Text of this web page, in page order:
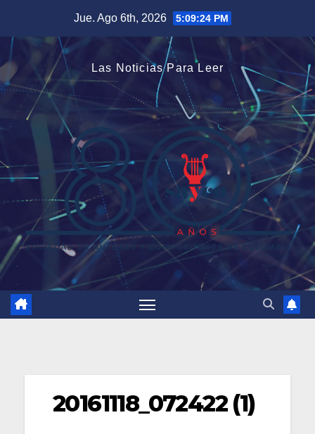
contenido
Jue. Ago 6th, 2026 5:09:24 PM
Las Noticias Para Leer
20161118_072422 (1)